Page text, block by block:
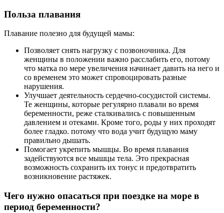
Польза плавания
Плавание полезно для будущей мамы:
Позволяет снять нагрузку с позвоночника. Для
женщины в положении важно расслабить его, потому
что матка по мере увеличения начинает давить на него и
со временем это может спровоцировать разные
нарушения.
Улучшает деятельность сердечно-сосудистой системы.
Те женщины, которые регулярно плавали во время
беременности, реже сталкивались с повышенным
давлением и отеками. Кроме того, роды у них проходят
более гладко. потому что вода учит будущую маму
правильно дышать.
Помогает укрепить мышцы. Во время плавания
задействуются все мышцы тела. Это прекрасная
возможность сохранить их тонус и предотвратить
возникновение растяжек.
Чего нужно опасаться при поездке на море в
период беременности?